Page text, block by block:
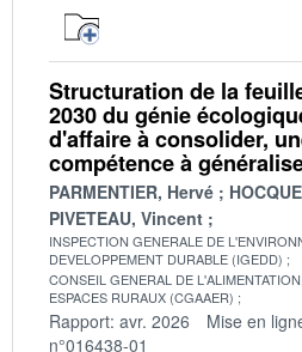
Structuration de la
2030 du génie
d'affaire à consolider,
compétence à
PARMENTIER, Hervé
PIVETEAU, Vincent
INSPECTION GENERALE DE
DEVELOPPEMENT DURABLE (IGEDD)
CONSEIL GENERAL DE
ESPACES RURAUX (CGAAER)
Rapport: avr. 2026 Mise en
n°016438-01